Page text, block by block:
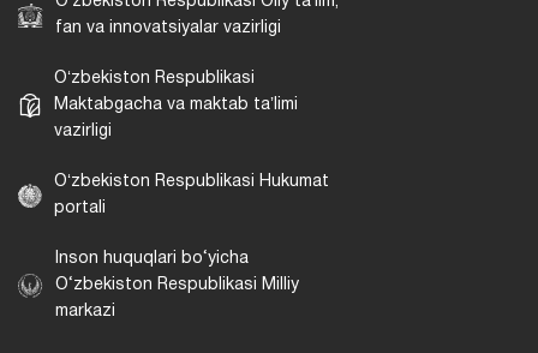
fan va innovatsiyalar vazirligi
Oʻzbekiston Respublikasi
Maktabgacha va maktab taʼlimi
vazirligi
Oʻzbekiston Respublikasi Hukumat
portali
Inson huquqlari bo‘yicha
O‘zbekiston Respublikasi Milliy
markazi